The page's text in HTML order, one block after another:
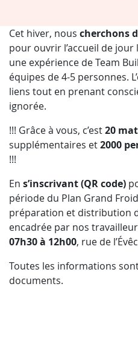
Cet hiver, nous cherchons
pour ouvrir l’accueil de jour
une expérience de Team
équipes de 4-5 personnes.
liens tout en prenant
ignorée.
!!! Grâce à vous, c’est20
supplémentaires et2000
!!!
En s’inscrivant (QR code)
période du Plan Grand
préparation et distribution
encadrée par nos
07h30 à 12h00, rue de
Toutes les informations
documents.